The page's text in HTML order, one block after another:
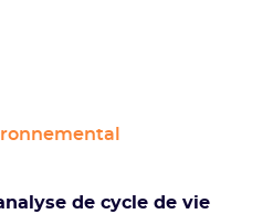
de cycle de vie